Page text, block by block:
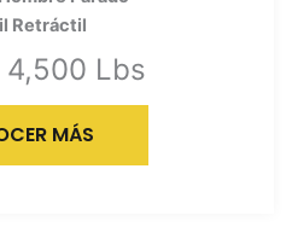
Retráctil
Lbs
MÁS